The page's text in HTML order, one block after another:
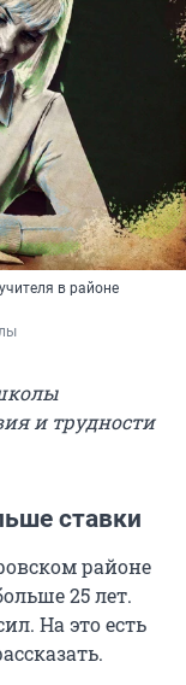
в районе
и трудности
ставки
районе
25 лет.
На это есть